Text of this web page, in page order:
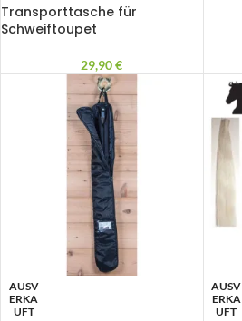
Transporttasche für
Schweiftoupet
29,90€
AUSV
ERKA
UFT
AUSV
ERKA
UFT